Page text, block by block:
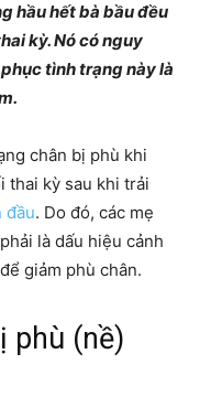
hầu hết bà bầu đều
kỳ. Nó có nguy
tình trạng này là
chân bị phù khi
thai kỳ sau khi trải
đầu. Do đó, các mẹ
là dấu hiệu cảnh
giảm phù chân.
phù (nề)